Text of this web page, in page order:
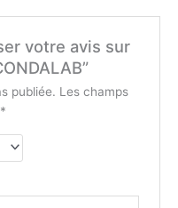
votre avis sur
publiée. Les champs
*